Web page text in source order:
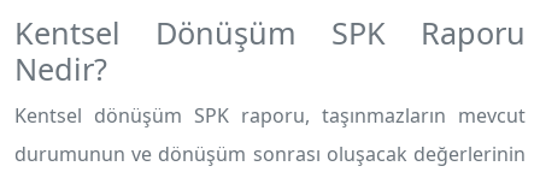
Kentsel Dönüşüm SPK Raporu
Nedir?
Kentsel dönüşüm SPK raporu, taşınmazların mevcut
durumunun ve dönüşüm sonrası oluşacak değerlerinin